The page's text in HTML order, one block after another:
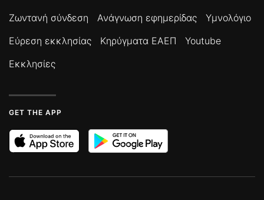
Ζωντανή σύνδεση Ανάγνωση εφημερίδας
Υμνολόγιο
Εύρεση εκκλησίας
Κηρύγματα ΕΑΕΠ
Youtube
Εκκλησίες
GET THE APP